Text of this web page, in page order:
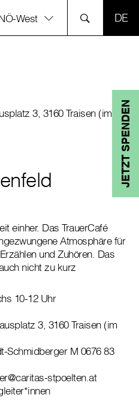
West
JETZT SPENDEN
3, 3160 Traisen (im
einher. Das TrauerCafé
Atmosphäre für
und Zuhören. Das
nicht zu kurz
10-12 Uhr
3, 3160 Traisen (im
Schmidberger M 0676 83
stpoelten.at